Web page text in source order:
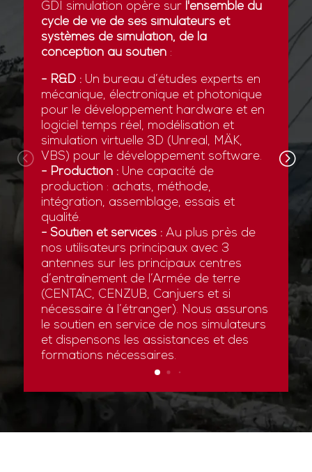
GDI simulation opère sur l'ensemble du
cycle de vie de ses simulateurs et
systèmes de simulation, de la
conception au soutien:
- R&D :Un bureau d’études experts en
mécanique, électronique et photonique
pour le développement hardware et en
logiciel temps réel, modélisation et
simulation virtuelle 3D (Unreal, MÄK,
VBS) pour le développement software.
- Production :Une capacité de
production : achats, méthode,
intégration, assemblage, essais et
qualité.
- Soutien et services :Au plus près de
nos utilisateurs principaux avec 3
antennes sur les principaux centres
d’entraînement de l’Armée de terre
(CENTAC, CENZUB, Canjuers et si
nécessaire à l’étranger). Nous assurons
le soutien en service de nos simulateurs
et dispensons les assistances et des
formations nécessaires.